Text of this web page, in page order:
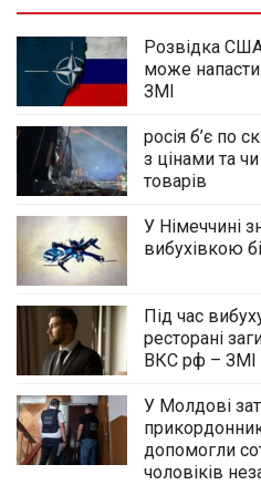
Розвідка
може
ЗМІ
росія б’є по
з цінами та
товарів
У Німеччині
вибухівкою
Під час
ресторані
ВКС рф – ЗМІ
У Молдові
допомогли
чоловіків